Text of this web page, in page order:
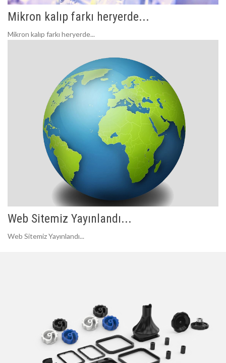
Mikron kalıp farkı heryerde...
Mikron kalıp farkı heryerde...
Web Sitemiz Yayınlandı...
Web Sitemiz Yayınlandı...